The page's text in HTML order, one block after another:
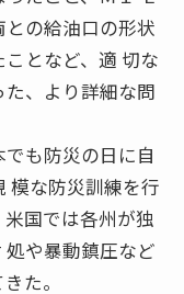
の給油口の形状
となど、適 切な
、より詳細な問
も防災の日に自
模な防災訓練を行
国では各州が独
や暴動鎮圧など
た。